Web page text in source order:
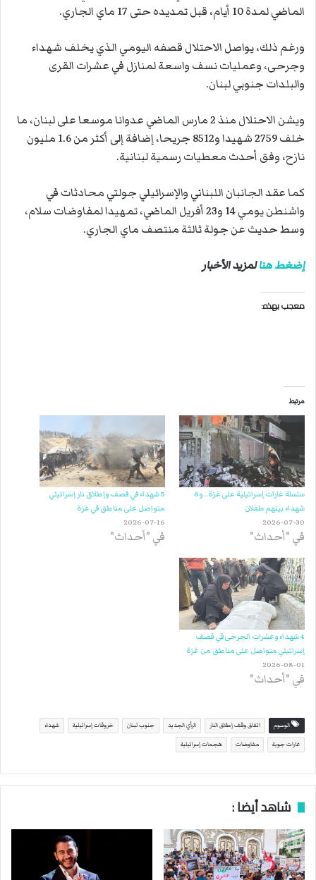
الماضي لمدة 10 أيام، قبل تمديده حتى 17 ماي الجاري.
ورغم ذلك، يواصل الاحتلال قصفه اليومي الذي يخلف شهداء
وجرحى، وعمليات نسف واسعة لمنازل في عشرات القرى
والبلدات جنوبي لبنان.
ويشن الاحتلال منذ 2 مارس الماضي عدوانا موسعا على لبنان، ما
خلف 2759 شهيدا و8512 جريحا، إضافة إلى أكثر من 1.6 مليون
نازح، وفق أحدث معطيات رسمية لبنانية.
كما عقد الجانبان اللبناني والإسرائيلي جولتي محادثات في
واشنطن يومي 14 و23 أفريل الماضي، تمهيدا لمفاوضات سلام،
وسط حديث عن جولة ثالثة منتصف ماي الجاري.
إضغط هنالمزيد الأخبار
معجب بهذه:
مرتبط
سلسلة غارات إسرائيلية على غزة.. و6
شهداء بينهم طفلان
2026-07-30
في "أحداث"
5 شهداء في قصف وإطلاق نار إسرائيلي
متواصل على مناطق في غزة
2026-07-16
في "أحداث"
4 شهداء وعشرات الجرحى في قصف
إسرائيلي متواصل على مناطق من غزة
2026-08-01
في "أحداث"
الوسوم اتفاق وقف إطلاق النار الرأي الجديد جنوب لبنان خروقات إسرائيلية شهداء
غارات جوية مفاوضات هجمات إسرائيلية
شاهد أيضا :